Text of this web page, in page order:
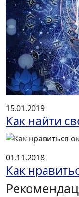
15.01.2019
Как найти
01.11.2018
Как